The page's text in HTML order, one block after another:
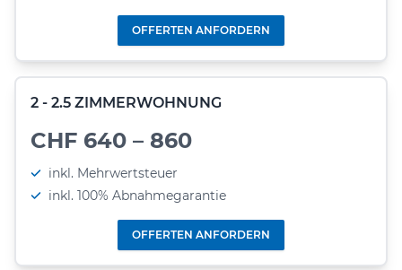
OFFERTEN ANFORDERN
2 - 2.5 ZIMMERWOHNUNG
CHF 640 – 860
inkl. Mehrwertsteuer
inkl. 100% Abnahmegarantie
OFFERTEN ANFORDERN